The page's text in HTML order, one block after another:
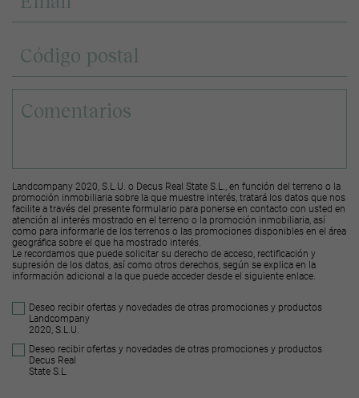
Landcompany 2020, S.L.U. o Decus Real State S.L., en función del terreno o la
promoción inmobiliaria sobre la que muestre interés, tratará los datos que nos
facilite a través del presente formulario para ponerse en contacto con usted en
atención al interés mostrado en el terreno o la promoción inmobiliaria, así
como para informarle de los terrenos o las promociones disponibles en el área
geográfica sobre el que ha mostrado interés.
Le recordamos que puede solicitar su derecho de acceso, rectificación y
supresión de los datos, así como otros derechos, según se explica en la
información adicional a la que puede acceder desde el siguiente enlace
Deseo recibir ofertas y novedades de otras promociones y productos
Landcompany
2020, S.L.U.
Deseo recibir ofertas y novedades de otras promociones y productos
Decus Real
State S.L.